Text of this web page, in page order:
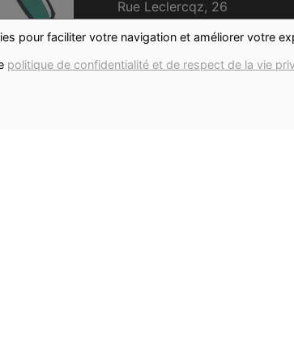
pour faciliter votre navigation et améliorer votre
politique de confidentialité et de respect de la vie
Rue Leclercqz, 26
milpots@outlook.com